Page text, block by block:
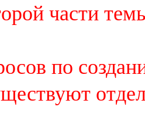
части
по